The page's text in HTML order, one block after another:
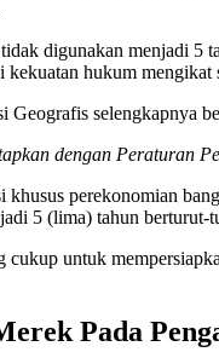
digunakan menjadi 5
hukum
Geografis selengkapnya
dengan Peraturan
khusus perekonomian
5 (lima) tahun berturut-
untuk
Pada